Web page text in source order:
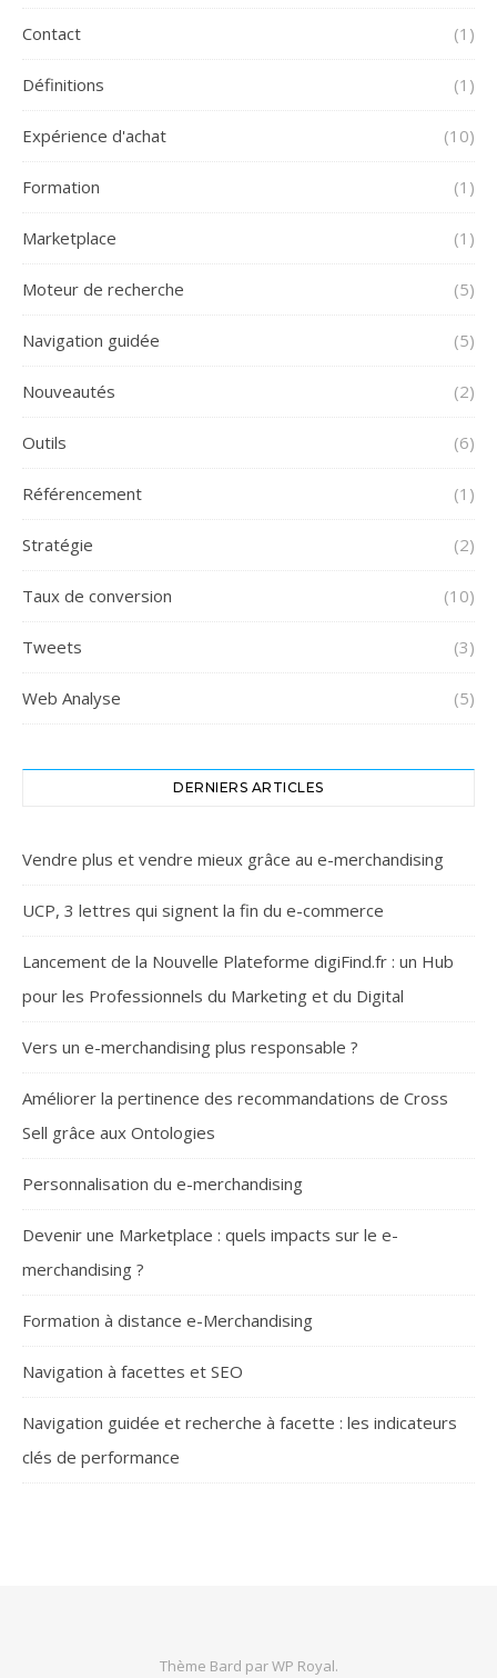
Contact (1)
Définitions (1)
Expérience d'achat (10)
Formation (1)
Marketplace (1)
Moteur de recherche (5)
Navigation guidée (5)
Nouveautés (2)
Outils (6)
Référencement (1)
Stratégie (2)
Taux de conversion (10)
Tweets (3)
Web Analyse (5)
DERNIERS ARTICLES
Vendre plus et vendre mieux grâce au e-merchandising
UCP, 3 lettres qui signent la fin du e-commerce
Lancement de la Nouvelle Plateforme digiFind.fr : un Hub
pour les Professionnels du Marketing et du Digital
Vers un e-merchandising plus responsable ?
Améliorer la pertinence des recommandations de Cross
Sell grâce aux Ontologies
Personnalisation du e-merchandising
Devenir une Marketplace : quels impacts sur le e-
merchandising ?
Formation à distance e-Merchandising
Navigation à facettes et SEO
Navigation guidée et recherche à facette : les indicateurs
clés de performance
Thème Bard parWP Royal.